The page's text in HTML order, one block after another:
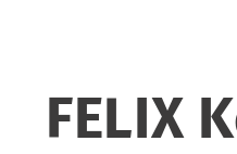
FELIX